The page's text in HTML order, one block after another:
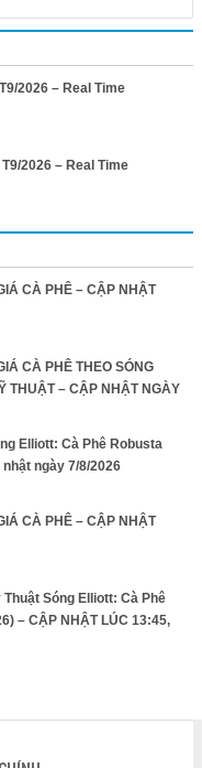
2026 – Real Time
2026 – Real Time
CÀ PHÊ – CẬP NHẬT
CÀ PHÊ THEO SÓNG
THUẬT – CẬP NHẬT NGÀY
Elliott: Cà Phê Robusta
ngày 7/8/2026
CÀ PHÊ – CẬP NHẬT
Sóng Elliott: Cà Phê
– CẬP NHẬT LÚC 13:45,